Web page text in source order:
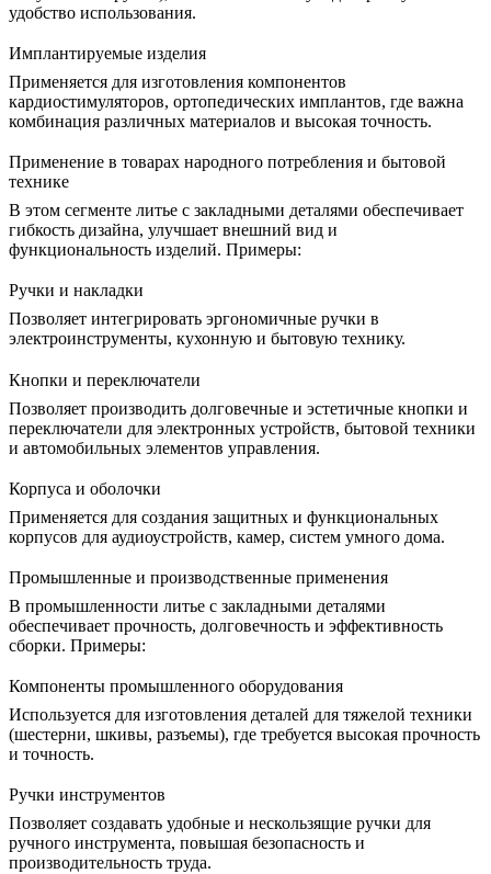
удобство использования.
Имплантируемые изделия
Применяется для изготовления компонентов
кардиостимуляторов, ортопедических имплантов, где важна
комбинация различных материалов и высокая точность.
Применение в товарах народного потребления и бытовой
технике
В этом сегменте литье с закладными деталями обеспечивает
гибкость дизайна, улучшает внешний вид и
функциональность изделий. Примеры:
Ручки и накладки
Позволяет интегрировать эргономичные ручки в
электроинструменты, кухонную и бытовую технику.
Кнопки и переключатели
Позволяет производить долговечные и эстетичные кнопки и
переключатели для электронных устройств, бытовой техники
и автомобильных элементов управления.
Корпуса и оболочки
Применяется для создания защитных и функциональных
корпусов для аудиоустройств, камер, систем умного дома.
Промышленные и производственные применения
В промышленности литье с закладными деталями
обеспечивает прочность, долговечность и эффективность
сборки. Примеры:
Компоненты промышленного оборудования
Используется для изготовления деталей для тяжелой техники
(шестерни, шкивы, разъемы), где требуется высокая прочность
и точность.
Ручки инструментов
Позволяет создавать удобные и нескользящие ручки для
ручного инструмента, повышая безопасность и
производительность труда.